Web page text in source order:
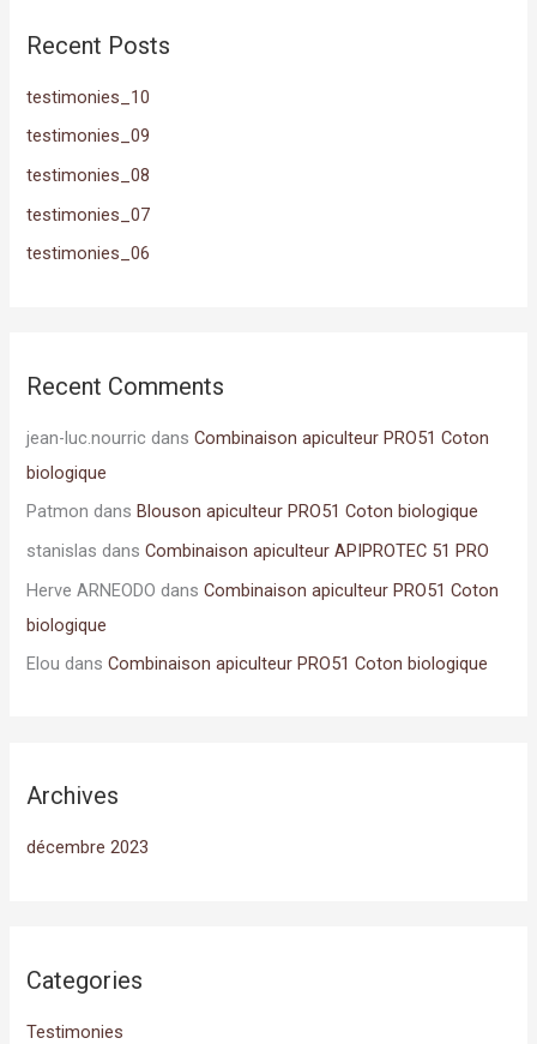
e
e
r
Recent Posts
testimonies_10
testimonies_09
testimonies_08
testimonies_07
testimonies_06
Recent Comments
jean-luc.nourric dansCombinaison apiculteur PRO51 Coton
biologique
Patmon dansBlouson apiculteur PRO51 Coton biologique
stanislas dansCombinaison apiculteur APIPROTEC 51 PRO
Herve ARNEODO dansCombinaison apiculteur PRO51 Coton
biologique
Elou dansCombinaison apiculteur PRO51 Coton biologique
Archives
décembre 2023
Categories
Testimonies